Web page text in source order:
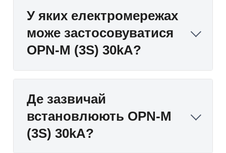
У яких електромережах
може застосовуватися
OPN-M (3S) 30kA?
Де зазвичай
встановлюють OPN-M
(3S) 30kA?